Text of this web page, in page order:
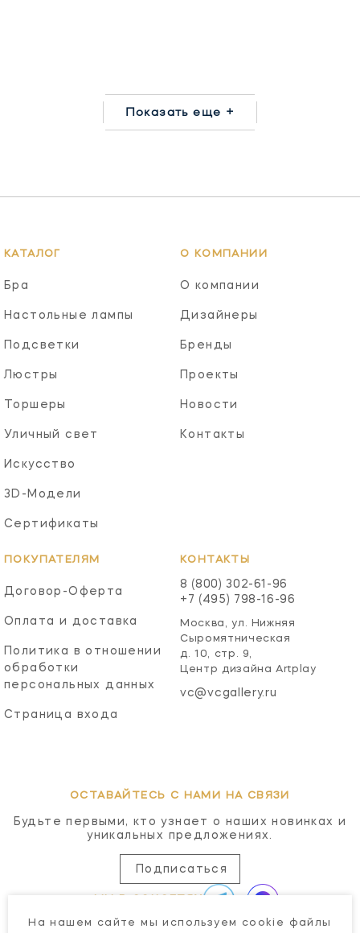
Показать еще +
КАТАЛОГ
Бра
Настольные лампы
Подсветки
Люстры
Торшеры
Уличный свет
Искусство
3D-Модели
Сертификаты
О КОМПАНИИ
О компании
Дизайнеры
Бренды
Проекты
Новости
Контакты
ПОКУПАТЕЛЯМ
Договор-Оферта
Оплата и доставка
Политика в отношении
обработки
персональных данных
Страница входа
КОНТАКТЫ
8 (800) 302-61-96
+7 (495) 798-16-96
Москва, ул. Нижняя
Сыромятническая
д. 10, стр. 9,
Центр дизайна Artplay
vc@vcgallery.ru
ОСТАВАЙТЕСЬ С НАМИ НА СВЯЗИ
Будьте первыми, кто узнает о наших новинках и
уникальных предложениях.
Подписаться
На нашем сайте мы используем cookie файлы